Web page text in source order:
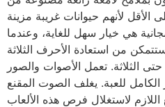
الأقل لأنهم حيوانات غريبة مزينة
هي خيار سهل للغاية، وعندما
من استعادة الأحرف الثلاثة
الثلاثة. تعمل الأصوات والصور
الكامل للعبة. يغلف الصوت المقنع